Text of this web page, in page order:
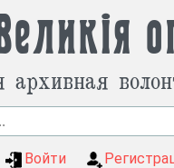
архивная
Войти